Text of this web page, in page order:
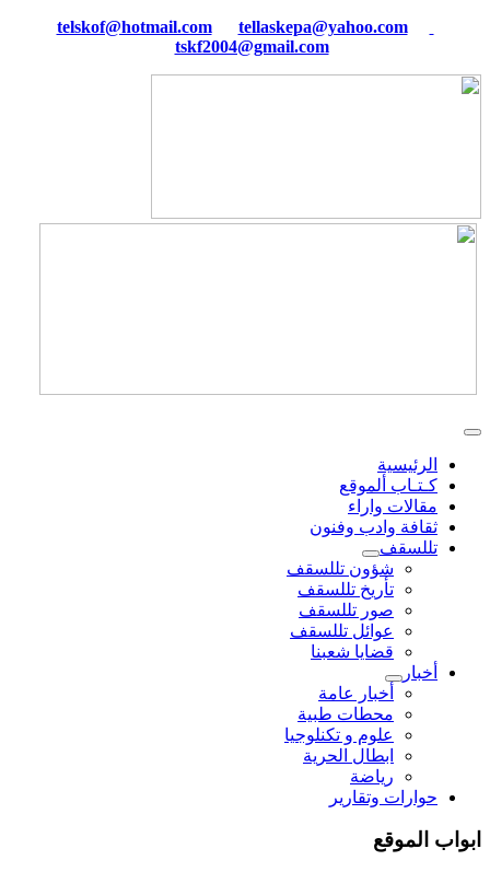
tellaskepa@yahoo.com
tskf2004@gmail.com
الرئيسية
كـتـاب ألموقع
مقالات واراء
ثقافة وادب وفنون
تللسقف
شؤون تللسقف
تأريخ تللسقف
صور تللسقف
عوائل تللسقف
قضايا شعبنا
أخبار
أخبار عامة
محطات طبية
علوم و تکنلوجیا
ابطال الحرية
رياضة
حوارات وتقارير
ابواب الموقع